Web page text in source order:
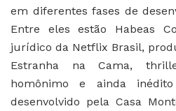
em diferentes fases de
Entre eles estão Habeas
jurídico da Netflix Brasil,
Estranha na Cama,
homônimo e ainda
desenvolvido pela Casa